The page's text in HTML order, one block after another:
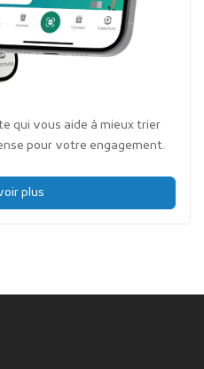
qui vous aide à mieux trier
pour votre engagement.
plus